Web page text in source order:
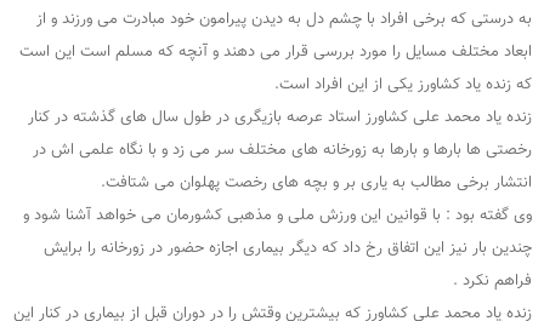
به درستی که برخی افراد با چشم دل به دیدن پیرامون خود مبادرت می ورزند و از
ابعاد مختلف مسایل را مورد بررسی قرار می دهند و آنچه که مسلم است این است
که زنده یاد کشاورز یکی از این افراد است.
زنده یاد محمد علی کشاورز استاد عرصه بازیگری در طول سال های گذشته در کنار
رخصتی ها بارها و بارها به زورخانه های مختلف سر می زد و با نگاه علمی اش در
انتشار برخی مطالب به یاری بر و بچه های رخصت پهلوان می شتافت.
وی گفته بود : با قوانین این ورزش ملی و مذهبی کشورمان می خواهد آشنا شود و
چندین بار نیز این اتفاق رخ داد که دیگر بیماری اجازه حضور در زورخانه را برایش
فراهم نکرد .
زنده یاد محمد علی کشاورز که بیشترین وقتش را در دوران قبل از بیماری در کنار این